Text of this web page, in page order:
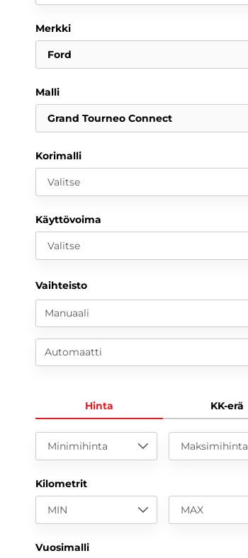
Merkki
Ford
Malli
Grand Tourneo Connect
Korimalli
Valitse
Käyttövoima
Valitse
Vaihteisto
Manuaali
Automaatti
Hinta KK-erä
Minimihinta Maksimihinta
Kilometrit
MIN MAX
Vuosimalli